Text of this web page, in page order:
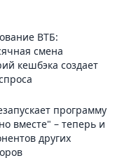
ВТБ:
смена
кешбэка создает
программу
вместе" – теперь и
других